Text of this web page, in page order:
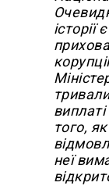
історії
того,
неї